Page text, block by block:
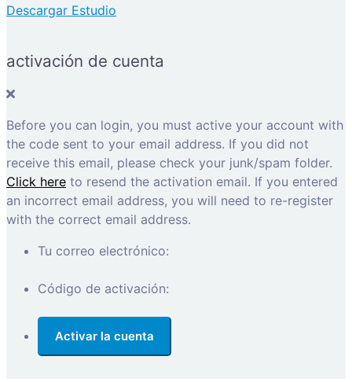
Descargar Estudio
activación de cuenta
Before you can login, you must active your account with
the code sent to your email address. If you did not
receive this email, please check your junk/spam folder.
Click here to resend the activation email. If you entered
an incorrect email address, you will need to re-register
with the correct email address.
Tu correo electrónico:
Código de activación: